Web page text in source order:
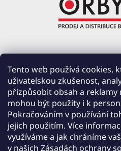
Tento web používá cookies,
uživatelskou zkušenost,
přizpůsobit obsah a reklamy
mohou být použity i k
Pokračováním v používání
jejich použitím. Více
využíváme a jak chráníme
v našich Zásadách ochrany
PRŮMYSLOVÁ 220,
391 37
IČ:
DIČ:
Společnost zapsána v obchodním rejstříku
Budějovicích, oddíl